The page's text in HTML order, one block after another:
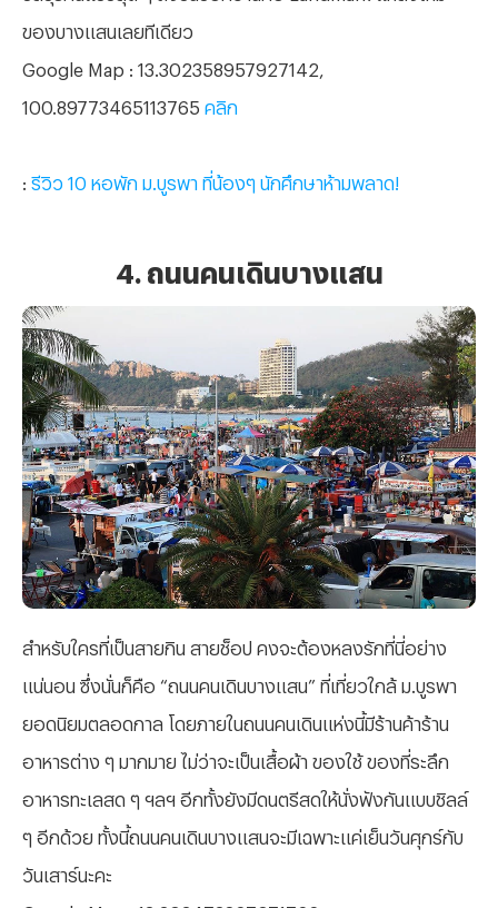
ของบางแสนเลยทีเดียว
Google Map : 13.302358957927142,
100.89773465113765 คลิก
: รีวิว 10 หอพัก ม.บูรพา ที่น้องๆ นักศึกษาห้ามพลาด!
4. ถนนคนเดินบางแสน
สำหรับใครที่เป็นสายกิน สายช็อป คงจะต้องหลงรักที่นี่อย่าง
แน่นอน ซึ่งนั่นก็คือ “ถนนคนเดินบางแสน” ที่เที่ยวใกล้ ม.บูรพา
ยอดนิยมตลอดกาล โดยภายในถนนคนเดินแห่งนี้มีร้านค้าร้าน
อาหารต่าง ๆ มากมาย ไม่ว่าจะเป็นเสื้อผ้า ของใช้ ของที่ระลึก
อาหารทะเลสด ๆ ฯลฯ อีกทั้งยังมีดนตรีสดให้นั่งฟังกันแบบชิลล์
ๆ อีกด้วย ทั้งนี้ถนนคนเดินบางแสนจะมีเฉพาะแค่เย็นวันศุกร์กับ
วันเสาร์นะคะ